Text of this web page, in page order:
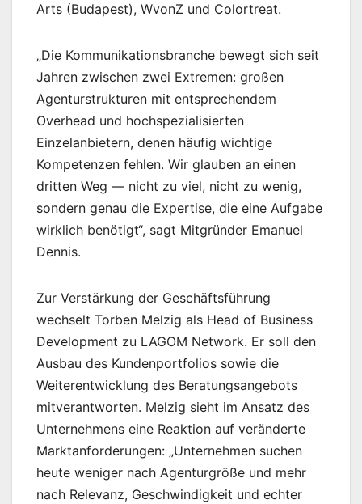
Arts (Budapest), WvonZ und Colortreat.
„Die Kommunikationsbranche bewegt sich seit
Jahren zwischen zwei Extremen: großen
Agenturstrukturen mit entsprechendem
Overhead und hochspezialisierten
Einzelanbietern, denen häufig wichtige
Kompetenzen fehlen. Wir glauben an einen
dritten Weg — nicht zu viel, nicht zu wenig,
sondern genau die Expertise, die eine Aufgabe
wirklich benötigt“, sagt Mitgründer Emanuel
Dennis.
Zur Verstärkung der Geschäftsführung
wechselt Torben Melzig als Head of Business
Development zu LAGOM Network. Er soll den
Ausbau des Kundenportfolios sowie die
Weiterentwicklung des Beratungsangebots
mitverantworten. Melzig sieht im Ansatz des
Unternehmens eine Reaktion auf veränderte
Marktanforderungen: „Unternehmen suchen
heute weniger nach Agenturgröße und mehr
nach Relevanz, Geschwindigkeit und echter